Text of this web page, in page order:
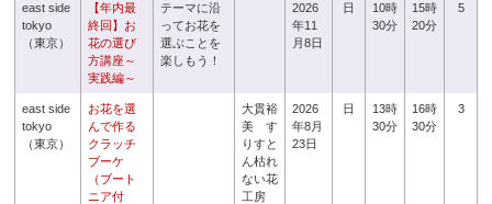
east side
tokyo
（東京）
【年内最
終回】お
花の選び
方講座～
実践編～
テーマに沿
ってお花を
選ぶことを
楽しもう！
2026
年11
月8日
日
10時
30分
15時
20分
5
east side
tokyo
（東京）
お花を選
んで作る
クラッチ
ブーケ
（ブート
ニア付
大貫裕
美 す
りすと
ん枯れ
ない花
工房
2026
年8月
23日
日
13時
30分
16時
30分
3